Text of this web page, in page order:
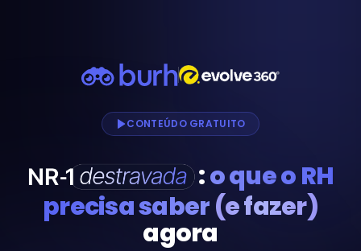
CONTEÚDO GRATUITO
:o que o RH
precisa saber(e fazer)
agora